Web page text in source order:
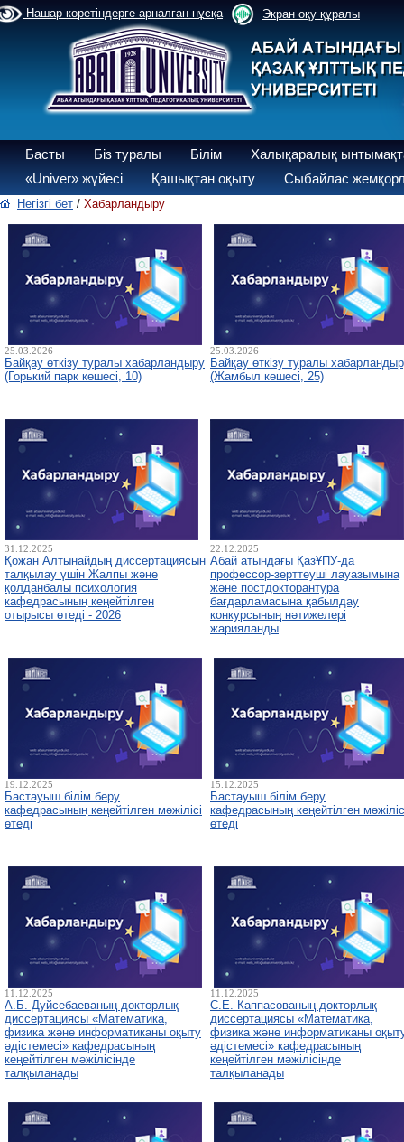
Нашар көретіндерге арналған нұсқа Экран оқу құралы
Басты Біз туралы Білім
Халықаралық
«Univer» жүйесі
Қашықтан оқыту Сыбайлас
Негізгі бет / Хабарландыру
25.03.2026
Байқау өткізу туралы хабарландыру
(Горький парк көшесі, 10)
25.03.2026
Байқау өткізу туралы
(Жамбыл көшесі, 25)
31.12.2025
Қожан Алтынайдың диссертациясын
талқылау үшін Жалпы және
қолданбалы психология
кафедрасының кеңейтілген
отырысы өтеді - 2026
22.12.2025
Абай атындағы ҚазҰПУ-да
профессор-зерттеуші лауазымына
және постдокторантура
бағдарламасына қабылдау
конкурсының нәтижелері
жарияланды
19.12.2025
Бастауыш білім беру
кафедрасының кеңейтілген мәжілісі
өтеді
15.12.2025
Бастауыш білім беру
кафедрасының кеңейтілген
өтеді
11.12.2025
А.Б. Дуйсебаеваның докторлық
диссертациясы «Математика,
физика және информатиканы оқыту
әдістемесі» кафедрасының
кеңейтілген мәжілісінде
талқыланады
11.12.2025
С.Е. Каппасованың докторлық
диссертациясы «Математика,
физика және информатиканы
әдістемесі» кафедрасының
кеңейтілген мәжілісінде
талқыланады